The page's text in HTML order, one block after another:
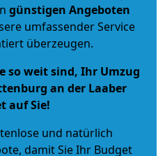
günstigen Angeboten
umfassender Service
überzeugen.
so weit sind, Ihr Umzug
an der Laaber
auf Sie!
und natürlich
, damit Sie Ihr Budget